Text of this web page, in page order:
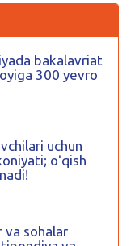
bakalavriat
300 yevro
uchun
oʻqish
va sohalar